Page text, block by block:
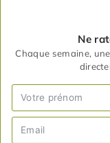
Ne
Chaque semaine,